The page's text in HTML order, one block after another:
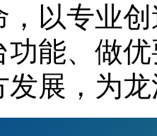
以专业
功能、做
发展，为